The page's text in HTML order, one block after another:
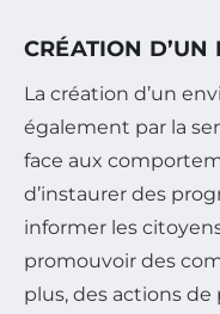
CRÉATION
La création d’un
également par la
face aux
d’instaurer des
informer les
promouvoir des
plus, des actions